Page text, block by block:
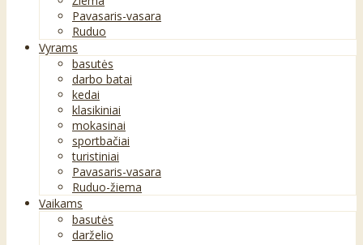
Pavasaris-vasara
Ruduo
Vyrams
basutės
darbo batai
kedai
klasikiniai
mokasinai
sportbačiai
turistiniai
Pavasaris-vasara
Ruduo-žiema
Vaikams
basutės
darželio